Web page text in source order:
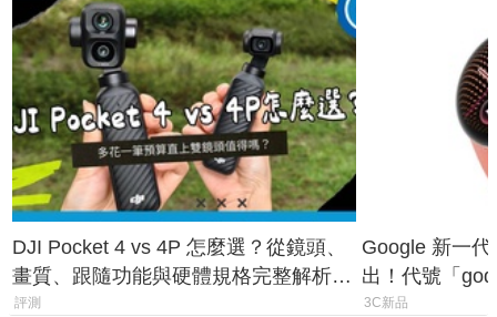
DJI Pocket 4 vs 4P 怎麼選？從鏡頭、
畫質、跟隨功能與硬體規格完整解析，
一次看懂兩台差異
評測
Google 新一
出！代號「
鎖定 AI 應用
3C新品